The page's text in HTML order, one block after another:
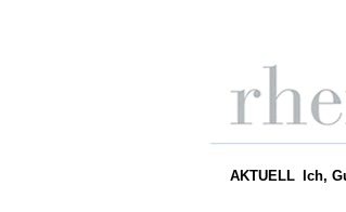
AKTUELL Ich,